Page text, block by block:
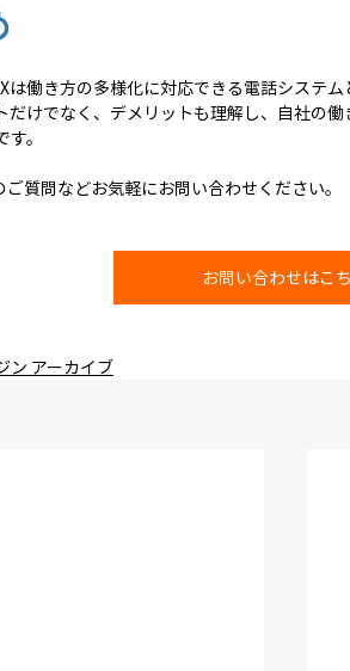
は働き方の多様化に対応できる電話システ
だけでなく、デメリットも理解し、自社の
。
ご質問などお気軽にお問い合わせください。
お問い合わせはこ
ン アーカイブ